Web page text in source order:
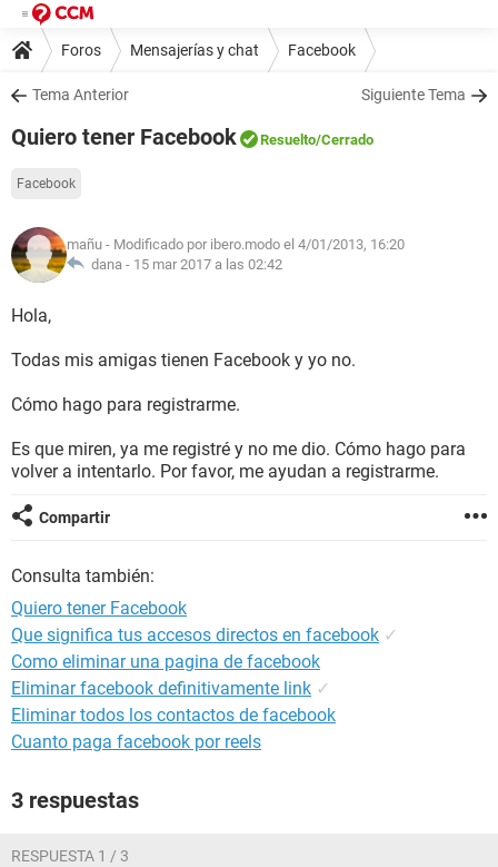
Foros Mensajerías y chat Facebook
Tema Anterior Siguiente Tema
Quiero tener Facebook Resuelto/Cerrado
Facebook
mañu - Modificado por ibero.modo el 4/01/2013, 16:20
dana - 15 mar 2017 a las 02:42
Hola,
Todas mis amigas tienen Facebook y yo no.
Cómo hago para registrarme.
Es que miren, ya me registré y no me dio. Cómo hago para
volver a intentarlo. Por favor, me ayudan a registrarme.
Compartir
Consulta también:
Quiero tener Facebook
Que significa tus accesos directos en facebook ✓
Como eliminar una pagina de facebook
Eliminar facebook definitivamente link ✓
Eliminar todos los contactos de facebook
Cuanto paga facebook por reels
3 respuestas
RESPUESTA 1 / 3